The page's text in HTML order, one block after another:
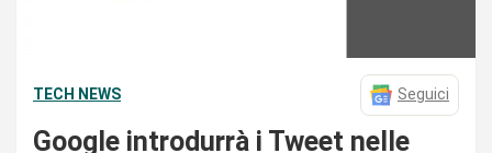
TECH NEWS Seguici
Google introdurrà i Tweet nelle